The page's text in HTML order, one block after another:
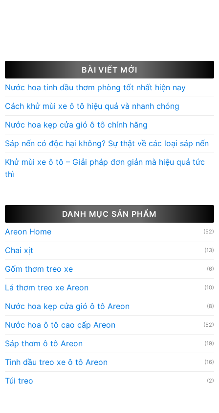
BÀI VIẾT MỚI
Nước hoa tinh dầu thơm phòng tốt nhất hiện nay
Cách khử mùi xe ô tô hiệu quả và nhanh chóng
Nước hoa kẹp cửa gió ô tô chính hãng
Sáp nến có độc hại không? Sự thật về các loại sáp nến
Khử mùi xe ô tô – Giải pháp đơn giản mà hiệu quả tức
thì
DANH MỤC SẢN PHẨM
Areon Home
(52)
Chai xịt (13)
Gốm thơm treo xe (6)
Lá thơm treo xe Areon (10)
Nước hoa kẹp cửa gió ô tô Areon (8)
Nước hoa ô tô cao cấp Areon (52)
Sáp thơm ô tô Areon (19)
Tinh dầu treo xe ô tô Areon (16)
Túi treo (2)